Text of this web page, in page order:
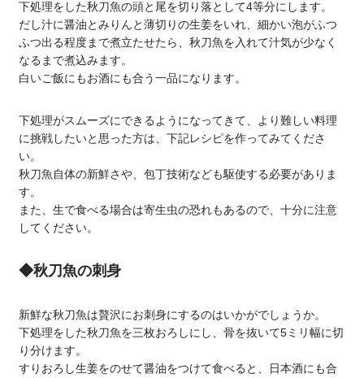
下処理をした秋刀魚の頭と尾を切り落として4等分にします。
だし汁に醤油とみりんと薄切りの生姜をいれ、細かい泡がふつ
ふつ出る程度まで煮立たせたら、秋刀魚を入れて汁気が少なく
なるまで煮込みます。
白いご飯にもお酒にも合う一品になります。
下処理がスムーズにできるようになってきて、より難しい料理
に挑戦したいと思った方は、下記レシピを作ってみてくださ
い。
秋刀魚自体の新鮮さや、包丁技術なども駆使する必要がありま
す。
また、生で食べる場合は寄生虫の恐れもあるので、十分に注意
してください。
◆秋刀魚の刺身
新鮮な秋刀魚は贅沢にお刺身にするのはいかがでしょうか。
下処理をした秋刀魚を三枚おろしにし、骨を抜いて5ミリ幅に切
り分けます。
すりおろし生姜をのせて醤油をつけて食べると、日本酒にも合